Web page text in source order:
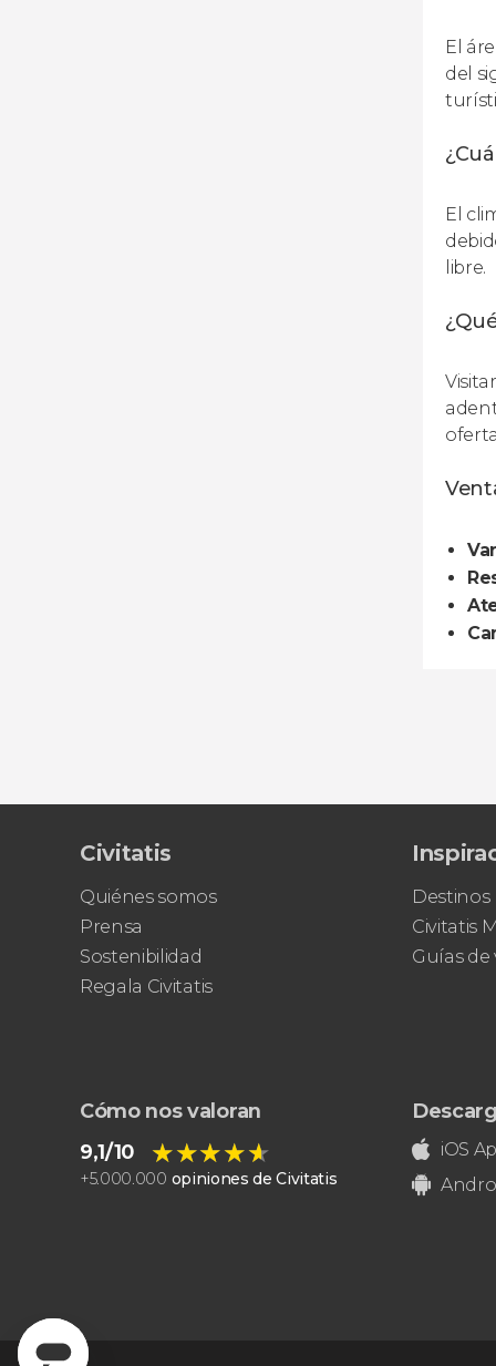
El
del
El
libre.
Civitatis
Quiénes somos
Prensa
Sostenibilidad
Regala Civitatis
Destinos
Civitatis
Guías de
Cómo nos valoran
9,1/10
★★★★★
★★★★★
+5.000.000 opiniones de Civitatis
iOS